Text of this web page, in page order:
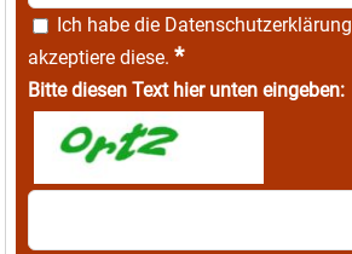
Ich habe die Datenschutzerklärung
akzeptiere diese. *
Bitte diesen Text hier unten eingeben: